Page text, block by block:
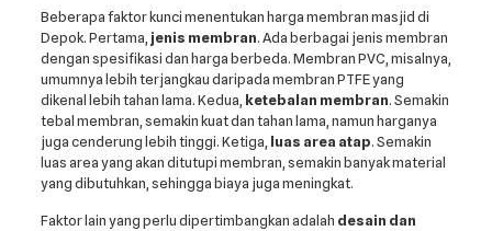
Beberapa faktor kunci menentukan harga membran masjid di
Depok. Pertama, jenis membran. Ada berbagai jenis membran
dengan spesifikasi dan harga berbeda. Membran PVC, misalnya,
umumnya lebih terjangkau daripada membran PTFE yang
dikenal lebih tahan lama. Kedua, ketebalan membran. Semakin
tebal membran, semakin kuat dan tahan lama, namun harganya
juga cenderung lebih tinggi. Ketiga, luas area atap. Semakin
luas area yang akan ditutupi membran, semakin banyak material
yang dibutuhkan, sehingga biaya juga meningkat.
Faktor lain yang perlu dipertimbangkan adalah desain dan